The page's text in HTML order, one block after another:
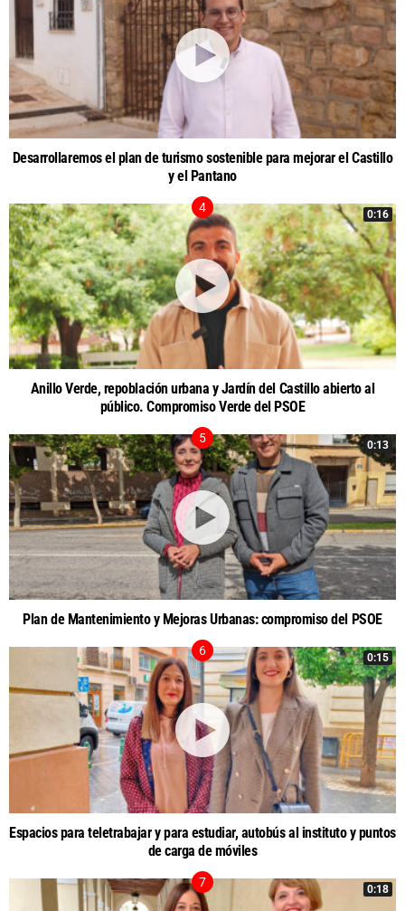
Desarrollaremos el plan de turismo sostenible para mejorar el Castillo
y el Pantano
0:16
Anillo Verde, repoblación urbana y Jardín del Castillo abierto al
público. Compromiso Verde del PSOE
0:13
Plan de Mantenimiento y Mejoras Urbanas: compromiso del PSOE
0:15
Espacios para teletrabajar y para estudiar, autobús al instituto y puntos
de carga de móviles
0:18